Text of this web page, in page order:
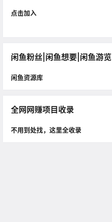
点击加入
闲鱼粉丝|闲鱼想要|闲鱼游览
闲鱼资源库
全网网赚项目收录
不用到处找，这里全收录